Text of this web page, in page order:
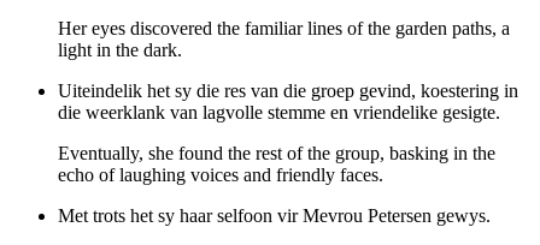
Her eyes discovered the familiar lines of the garden paths, a
light in the dark.
Uiteindelik het sy die res van die groep gevind, koestering in
die weerklank van lagvolle stemme en vriendelike gesigte.
Eventually, she found the rest of the group, basking in the
echo of laughing voices and friendly faces.
Met trots het sy haar selfoon vir Mevrou Petersen gewys.